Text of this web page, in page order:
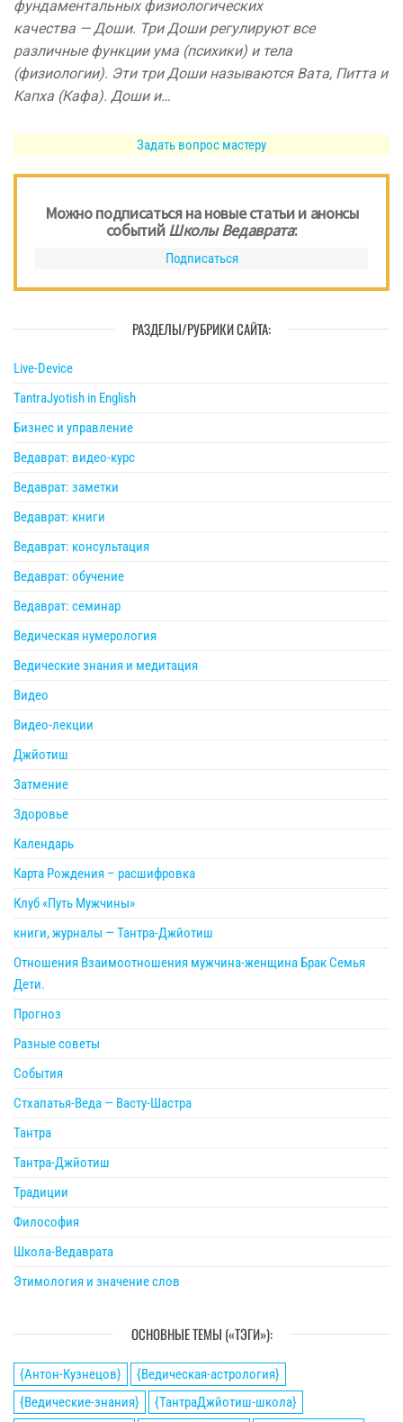
фундаментальных физиологических
качества — Доши. Три Доши регулируют все
различные функции ума (психики) и тела
(физиологии). Эти три Доши называются Вата, Питта и
Капха (Кафа). Доши и…
Задать вопрос мастеру
Можно подписаться на новые статьи и анонсы
событийШколы Ведаврата:
Подписаться
РАЗДЕЛЫ/РУБРИКИ САЙТА:
Live-Device
TantraJyotish in English
Бизнес и управление
Ведаврат: видео-курс
Ведаврат: заметки
Ведаврат: книги
Ведаврат: консультация
Ведаврат: обучение
Ведаврат: семинар
Ведическая нумерология
Ведические знания и медитация
Видео
Видео-лекции
Джйотиш
Затмение
Здоровье
Календарь
Карта Рождения – расшифровка
Клуб «Путь Мужчины»
книги, журналы — Тантра-Джйотиш
Отношения Взаимоотношения мужчина-женщина Брак Семья
Дети.
Прогноз
Разные советы
События
Стхапатья-Веда — Васту-Шастра
Тантра
Тантра-Джйотиш
Традиции
Философия
Школа-Ведаврата
Этимология и значение слов
ОСНОВНЫЕ ТЕМЫ («ТЭГИ»):
{Антон-Кузнецов}
{Ведическая-астрология}
{Ведические-знания}
{ТантраДжйотиш-школа}